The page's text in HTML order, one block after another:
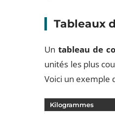
Tableaux
Untableau de
unités les plus
Voici un exemple
Kilogrammes